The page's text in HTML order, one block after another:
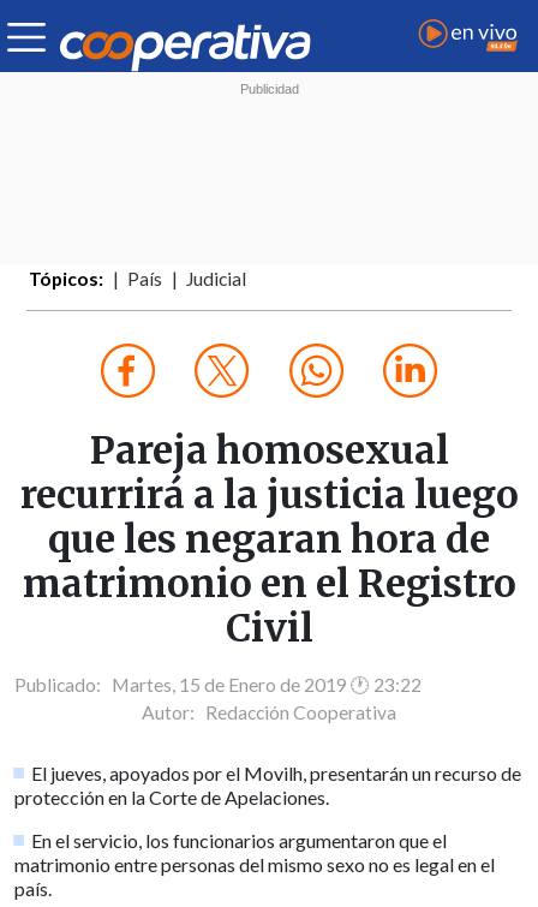
Tópicos: País Judicial
Pareja homosexual
recurrirá a la justicia luego
que les negaran hora de
matrimonio en el Registro
Civil
Publicado: Martes, 15 de Enero de 2019 🕐 23:22
Autor: Redacción Cooperativa
El jueves, apoyados por el Movilh, presentarán un recurso de
protección en la Corte de Apelaciones.
En el servicio, los funcionarios argumentaron que el
matrimonio entre personas del mismo sexo no es legal en el
país.